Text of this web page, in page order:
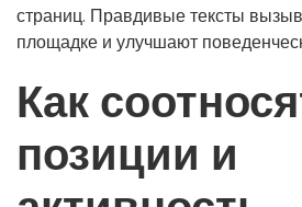
страниц. Правдивые тексты
площадке и улучшают
Как
позиции и